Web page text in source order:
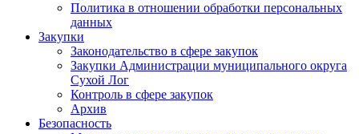
Политика в отношении обработки персональных
данных
Закупки
Законодательство в сфере закупок
Закупки Администрации муниципального округа
Сухой Лог
Контроль в сфере закупок
Архив
Безопасность